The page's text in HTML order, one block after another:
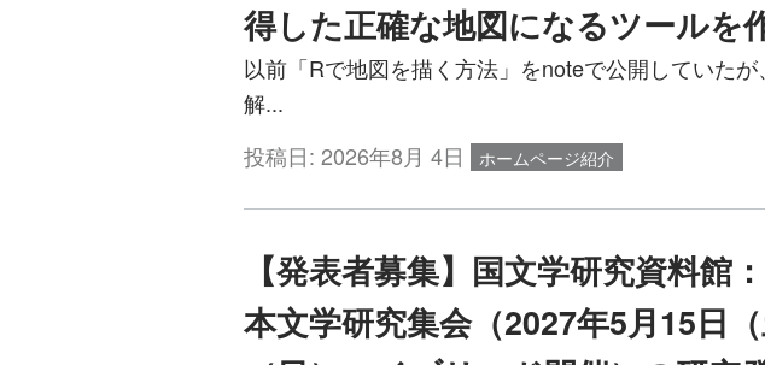
得した正確な地図になるツールを
以前「Rで地図を描く方法」をnoteで公開していた
解...
投稿日: 2026年8月 4日 ホームページ紹介
【発表者募集】国文学研究資料館
本文学研究集会（2027年5月15日